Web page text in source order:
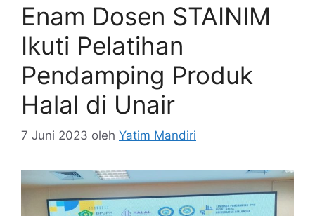
Enam Dosen STAINIM
Ikuti Pelatihan
Pendamping Produk
Halal di Unair
7 Juni 2023 oleh Yatim Mandiri